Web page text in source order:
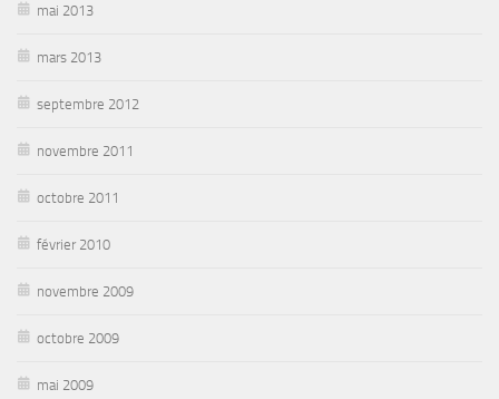
mai 2013
mars 2013
septembre 2012
novembre 2011
octobre 2011
février 2010
novembre 2009
octobre 2009
mai 2009